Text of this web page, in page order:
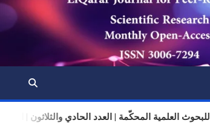
مجلة القرار للبحوث العلمية المحكّمة | العدد الحادي والثلاثون | المجلد 11 | تموز